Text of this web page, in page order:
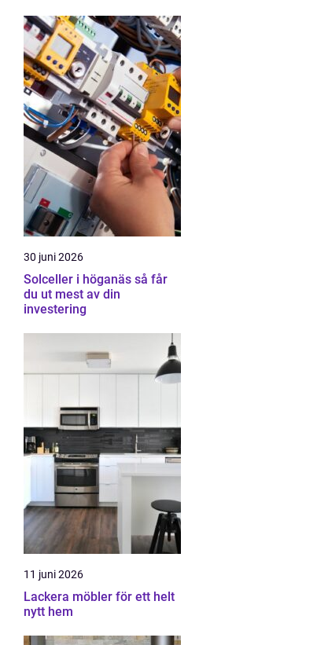
30 juni 2026
Solceller i höganäs så får
du ut mest av din
investering
11 juni 2026
Lackera möbler för ett helt
nytt hem